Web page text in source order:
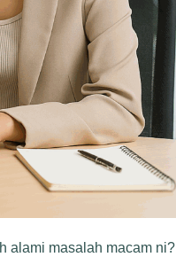
alami masalah macam ni?